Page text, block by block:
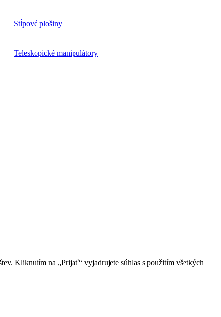
Stĺpové plošiny
Teleskopické manipulátory
Kliknutím na „Prijať“ vyjadrujete súhlas s použitím všetkých